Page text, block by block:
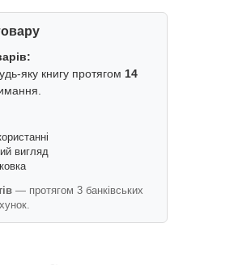
яку книгу протягом 14
вигляд
— протягом 3 банківських